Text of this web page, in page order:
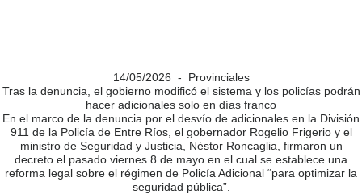
14/05/2026 - Provinciales
Tras la denuncia, el gobierno modificó el sistema y los policías podrán
hacer adicionales solo en días franco
En el marco de la denuncia por el desvío de adicionales en la División
911 de la Policía de Entre Ríos, el gobernador Rogelio Frigerio y el
ministro de Seguridad y Justicia, Néstor Roncaglia, firmaron un
decreto el pasado viernes 8 de mayo en el cual se establece una
reforma legal sobre el régimen de Policía Adicional “para optimizar la
seguridad pública”.